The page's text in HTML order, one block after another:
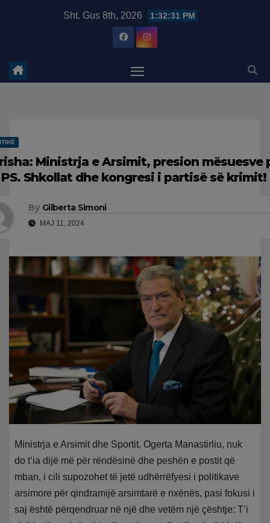
Sht. Gus 8th, 2026 1:32:32 PM
Ministrja e Arsimit, presion mësuesve
Shkollat dhe kongresi i partisë së krimit!
By Gilberta Simoni
MAJ 11, 2024
Ministrja e Arsimit dhe Sportit, Ogerta Manastirliu, nuk
do t’ia dijë më për rëndësinë dhe peshën e postit që
mban, i cili supozohet të jetë udhërrëfyesi i politikave
arsimore për qindramijë arsimtarë e nxënës, pasi fokusi i
saj është përqendruar në një dhe vetëm një çështje: T’i